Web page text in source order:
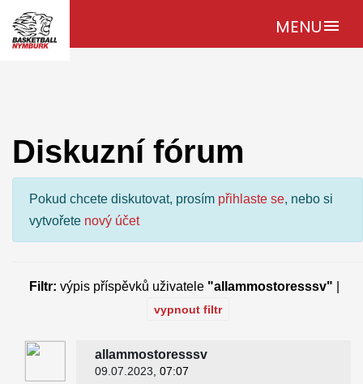
MENUmenu
Diskuzní fórum
Pokud chcete diskutovat, prosím přihlaste se, nebo si
vytvořete nový účet
Filtr: výpis příspěvků uživatele "allammostoresssv"
vypnout filtr
allammostoresssv
09.07.2023 , 07:07